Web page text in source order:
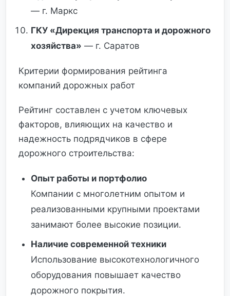
— г. Маркс
ГКУ «Дирекция транспорта и дорожного
хозяйства» — г. Саратов
Критерии формирования рейтинга
компаний дорожных работ
Рейтинг составлен с учетом ключевых
факторов, влияющих на качество и
надежность подрядчиков в сфере
дорожного строительства:
Опыт работы и портфолио
Компании с многолетним опытом и
реализованными крупными проектами
занимают более высокие позиции.
Наличие современной техники
Использование высокотехнологичного
оборудования повышает качество
дорожного покрытия.